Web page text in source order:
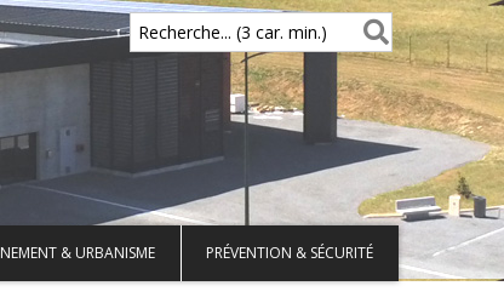
Recherche... (3 car. min.)
& URBANISME PRÉVENTION & SÉCURITÉ